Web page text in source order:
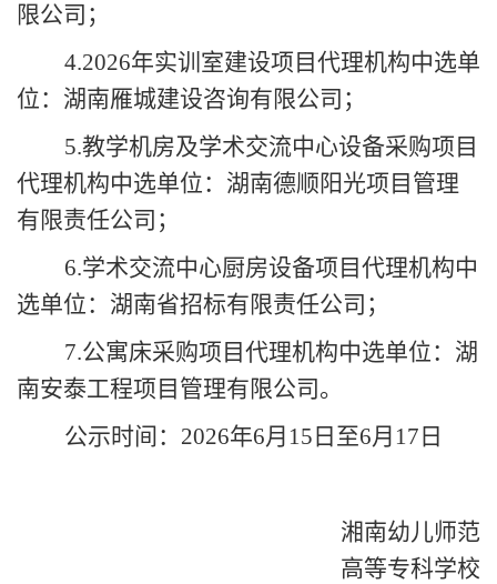
限公司；
4.2026年实训室建设项目代理机构中选单
位：湖南雁城建设咨询有限公司；
5.教学机房及学术交流中心设备采购项目
代理机构中选单位：湖南德顺阳光项目管理
有限责任公司；
6.学术交流中心厨房设备项目代理机构中
选单位：湖南省招标有限责任公司；
7.公寓床采购项目代理机构中选单位：湖
南安泰工程项目管理有限公司。
公示时间： 2026年6月15日至6月17日
湘南幼儿师范
高等专科学校